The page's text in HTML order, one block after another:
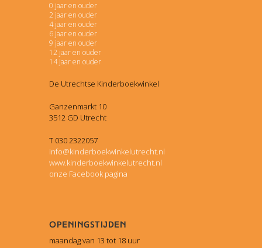
0 jaar en ouder
2 jaar en ouder
4 jaar en ouder
6 jaar en ouder
9 jaar en ouder
12 jaar en ouder
14 jaar en ouder
De Utrechtse Kinderboekwinkel
Ganzenmarkt 10
3512 GD Utrecht
T 030 2322057
info@kinderboekwinkelutrecht.nl
www.kinderboekwinkelutrecht.nl
onze Facebook pagina
Openingstijden
maandag van 13 tot 18 uur